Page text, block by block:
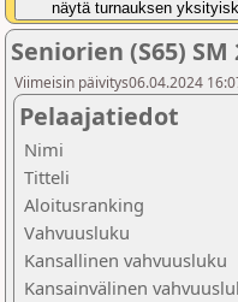
Seniorien (S65) SM
Viimeisin päivitys06.04.2024
Pelaajatiedot
Nimi
Titteli
Aloitusranking
Vahvuusluku
Kansallinen vahvuusluku
Kansainvälinen